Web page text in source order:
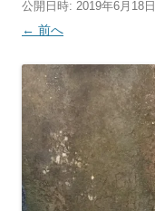
公開日時: 2019年6月18日
← 前へ